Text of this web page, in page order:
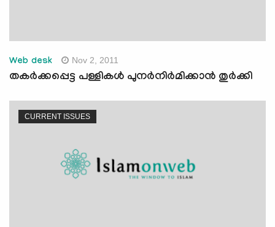
Web desk Nov 2, 2011
തകര്‍ക്കപ്പെട്ട പള്ളികള്‍ പുനര്‍നിര്‍‍മിക്കാന്‍ തുര്‍ക്കി
CURRENT ISSUES